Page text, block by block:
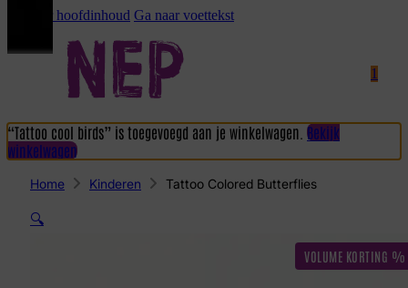
Ga naar hoofdinhoud Ga naar voettekst
1
“Tattoo cool birds” is toegevoegd aan je winkelwagen. Bekijk
winkelwagen
Home Kinderen Tattoo Colored Butterflies
🔍